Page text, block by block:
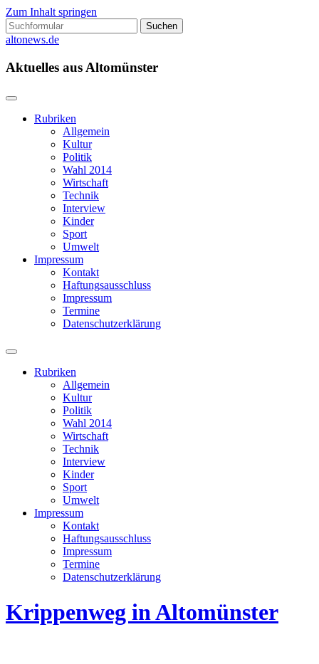
Zum Inhalt springen
Suchen
nach:
altonews.de
Aktuelles aus Altomünster
Rubriken
Allgemein
Kultur
Politik
Wahl 2014
Wirtschaft
Technik
Interview
Kinder
Sport
Umwelt
Impressum
Kontakt
Haftungsausschluss
Impressum
Termine
Datenschutzerklärung
Suchfeld
ein-/ausblenden
Rubriken
Allgemein
Kultur
Politik
Wahl 2014
Wirtschaft
Technik
Interview
Kinder
Sport
Umwelt
Impressum
Kontakt
Haftungsausschluss
Impressum
Termine
Datenschutzerklärung
Krippenweg in Altomünster